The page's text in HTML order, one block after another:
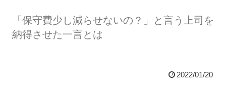
「保守費少し減らせないの？」と言う上司を
納得させた一言とは
2022/01/20